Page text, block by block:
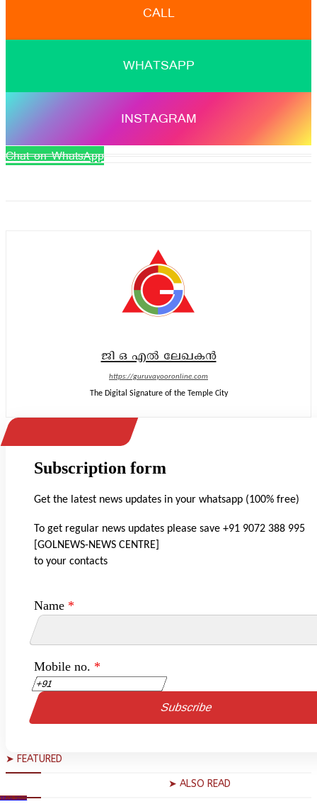
CALL
WHATSAPP
INSTAGRAM
Chat on WhatsApp
ജി ഒ എൽ ലേഖകൻ
https://guruvayooronline.com
The Digital Signature of the Temple City
Subscription form
Get the latest news updates in your whatsapp (100% free)
To get regular news updates please save +91 9072 388 995
[GOLNEWS-NEWS CENTRE]
to your contacts
Name *
Mobile no. *
➤ FEATURED
NEWS
➤ ALSO READ